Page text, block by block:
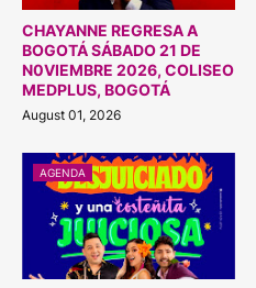
CHAYANNE REGRESA A
BOGOTÁ SÁBADO 21 DE
N0VIEMBRE 2026, COLISEO
MEDPLUS, BOGOTÁ
August 01, 2026
AGENDA